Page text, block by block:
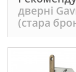
дверні
(стара